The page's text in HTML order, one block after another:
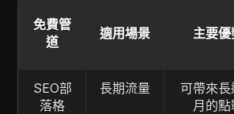
免費管
道
適用場景 主要優
SEO部
落格
長期流量
可帶來
月的點